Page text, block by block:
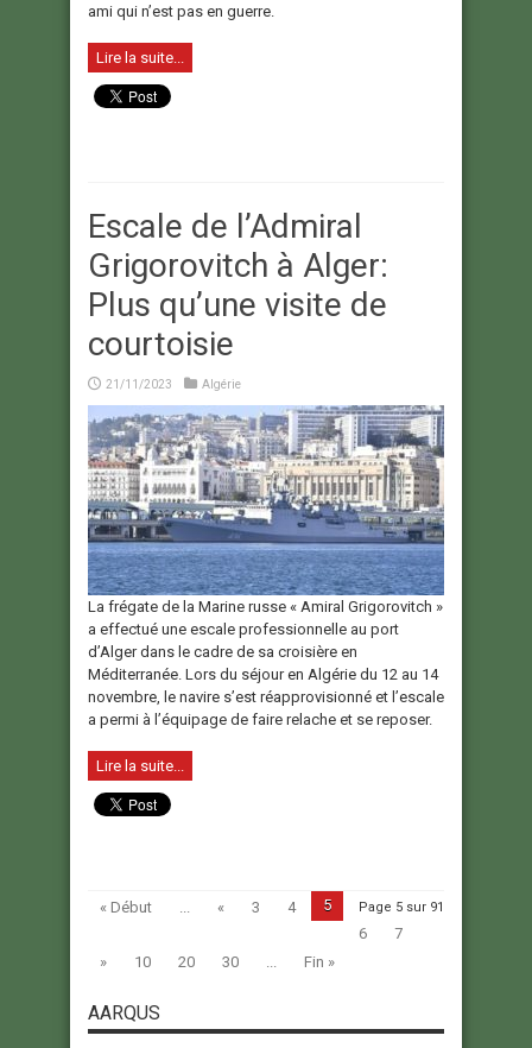
ami qui n’est pas en guerre.
Lire la suite...
Escale de l’Admiral
Grigorovitch à Alger:
Plus qu’une visite de
courtoisie
21/11/2023 Algérie
La frégate de la Marine russe « Amiral Grigorovitch »
a effectué une escale professionnelle au port
d’Alger dans le cadre de sa croisière en
Méditerranée. Lors du séjour en Algérie du 12 au 14
novembre, le navire s’est réapprovisionné et l’escale
a permi à l’équipage de faire relache et se reposer.
Lire la suite...
Page 5 sur 91
« Début ... « 3 4
5
6
7
»
10 20 30 ... Fin »
AARQUS